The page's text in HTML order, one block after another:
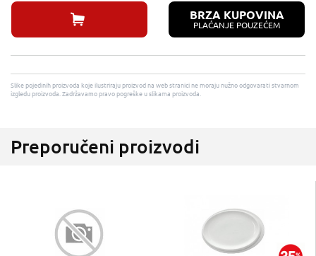
BRZA KUPOVINA
PLAĆANJE POUZEĆEM
Slike pojedinih proizvoda koje ilustriraju proizvod na web stranici ne moraju nužno odgovarati stvarnom
izgledu proizvoda. Zadržavamo pravo pogreške u slikama proizvoda.
Preporučeni proizvodi